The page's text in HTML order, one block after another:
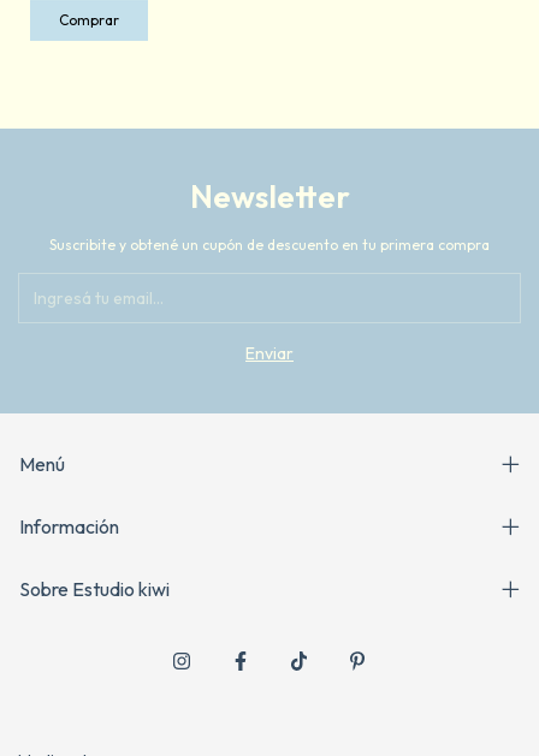
Comprar
Newsletter
Suscribite y obtené un cupón de descuento en tu primera compra
Menú
Información
Sobre Estudio kiwi